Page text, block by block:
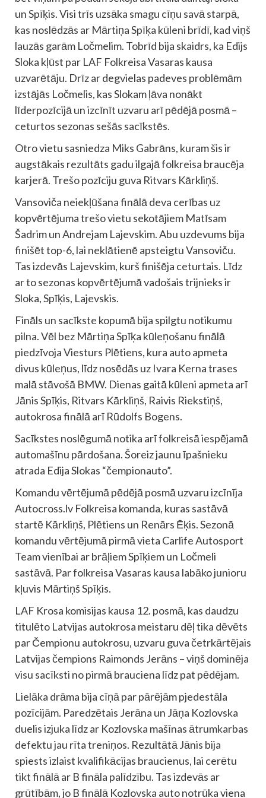
un Spīķis. Visi trīs uzsāka smagu cīņu savā starpā,
kas noslēdzās ar Mārtiņa Spīķa kūleni brīdī, kad viņš
lauzās garām Ločmelim. Tobrīd bija skaidrs, ka Edijs
Sloka kļūst par LAF Folkreisa Vasaras kausa
uzvarētāju. Drīz ar degvielas padeves problēmām
izstājās Ločmelis, kas Slokam ļāva nonākt
līderpozīcijā un izcīnīt uzvaru arī pēdējā posmā –
ceturtos sezonas sešās sacīkstēs.
Otro vietu sasniedza Miks Gabrāns, kuram šis ir
augstākais rezultāts gadu ilgajā folkreisa braucēja
karjerā. Trešo pozīciju guva Ritvars Kārkliņš.
Vansoviča neiekļūšana finālā deva cerības uz
kopvērtējuma trešo vietu sekotājiem Matīsam
Šadrim un Andrejam Lajevskim. Abu uzdevums bija
finišēt top-6, lai neklātienē apsteigtu Vansoviču.
Tas izdevās Lajevskim, kurš finišēja ceturtais. Līdz
ar to sezonas kopvērtējumā vadošais trijnieks ir
Sloka, Spīķis, Lajevskis.
Fināls un sacīkste kopumā bija spilgtu notikumu
pilna. Vēl bez Mārtiņa Spīķa kūleņošanu finālā
piedzīvoja Viesturs Plētiens, kura auto apmeta
divus kūleņus, līdz nosēdās uz Ivara Kerna trases
malā stāvošā BMW. Dienas gaitā kūleni apmeta arī
Jānis Spīķis, Ritvars Kārkliņš, Raivis Riekstiņš,
autokrosa finālā arī Rūdolfs Bogens.
Sacīkstes noslēgumā notika arī folkreisā iespējamā
automašīnu pārdošana. Šoreiz jaunu īpašnieku
atrada Edija Slokas “čempionauto”.
Komandu vērtējumā pēdējā posmā uzvaru izcīnīja
Autocross.lv Folkreisa komanda, kuras sastāvā
startē Kārkliņš, Plētiens un Renārs Ēķis. Sezonā
komandu vērtējumā pirmā vieta Carlife Autosport
Team vienībai ar brāļiem Spīķiem un Ločmeli
sastāvā. Par folkreisa Vasaras kausa labāko junioru
kļuvis Mārtiņš Spīķis.
LAF Krosa komisijas kausa 12. posmā, kas daudzu
titulēto Latvijas autokrosa meistaru dēļ tika dēvēts
par Čempionu autokrosu, uzvaru guva četrkārtējais
Latvijas čempions Raimonds Jerāns – viņš dominēja
visu sacīksti no pirmā brauciena līdz pat pēdējam.
Lielāka drāma bija cīņā par pārējām pjedestāla
pozīcijām. Paredzētais Jerāna un Jāņa Kozlovska
duelis izjuka līdz ar Kozlovska mašīnas ātrumkarbas
defektu jau rīta treniņos. Rezultātā Jānis bija
spiests izlaist kvalifikācijas braucienus, lai cerētu
tikt finālā ar B fināla palīdzību. Tas izdevās ar
grūtībām, jo B finālā Kozlovska auto notrūka viena